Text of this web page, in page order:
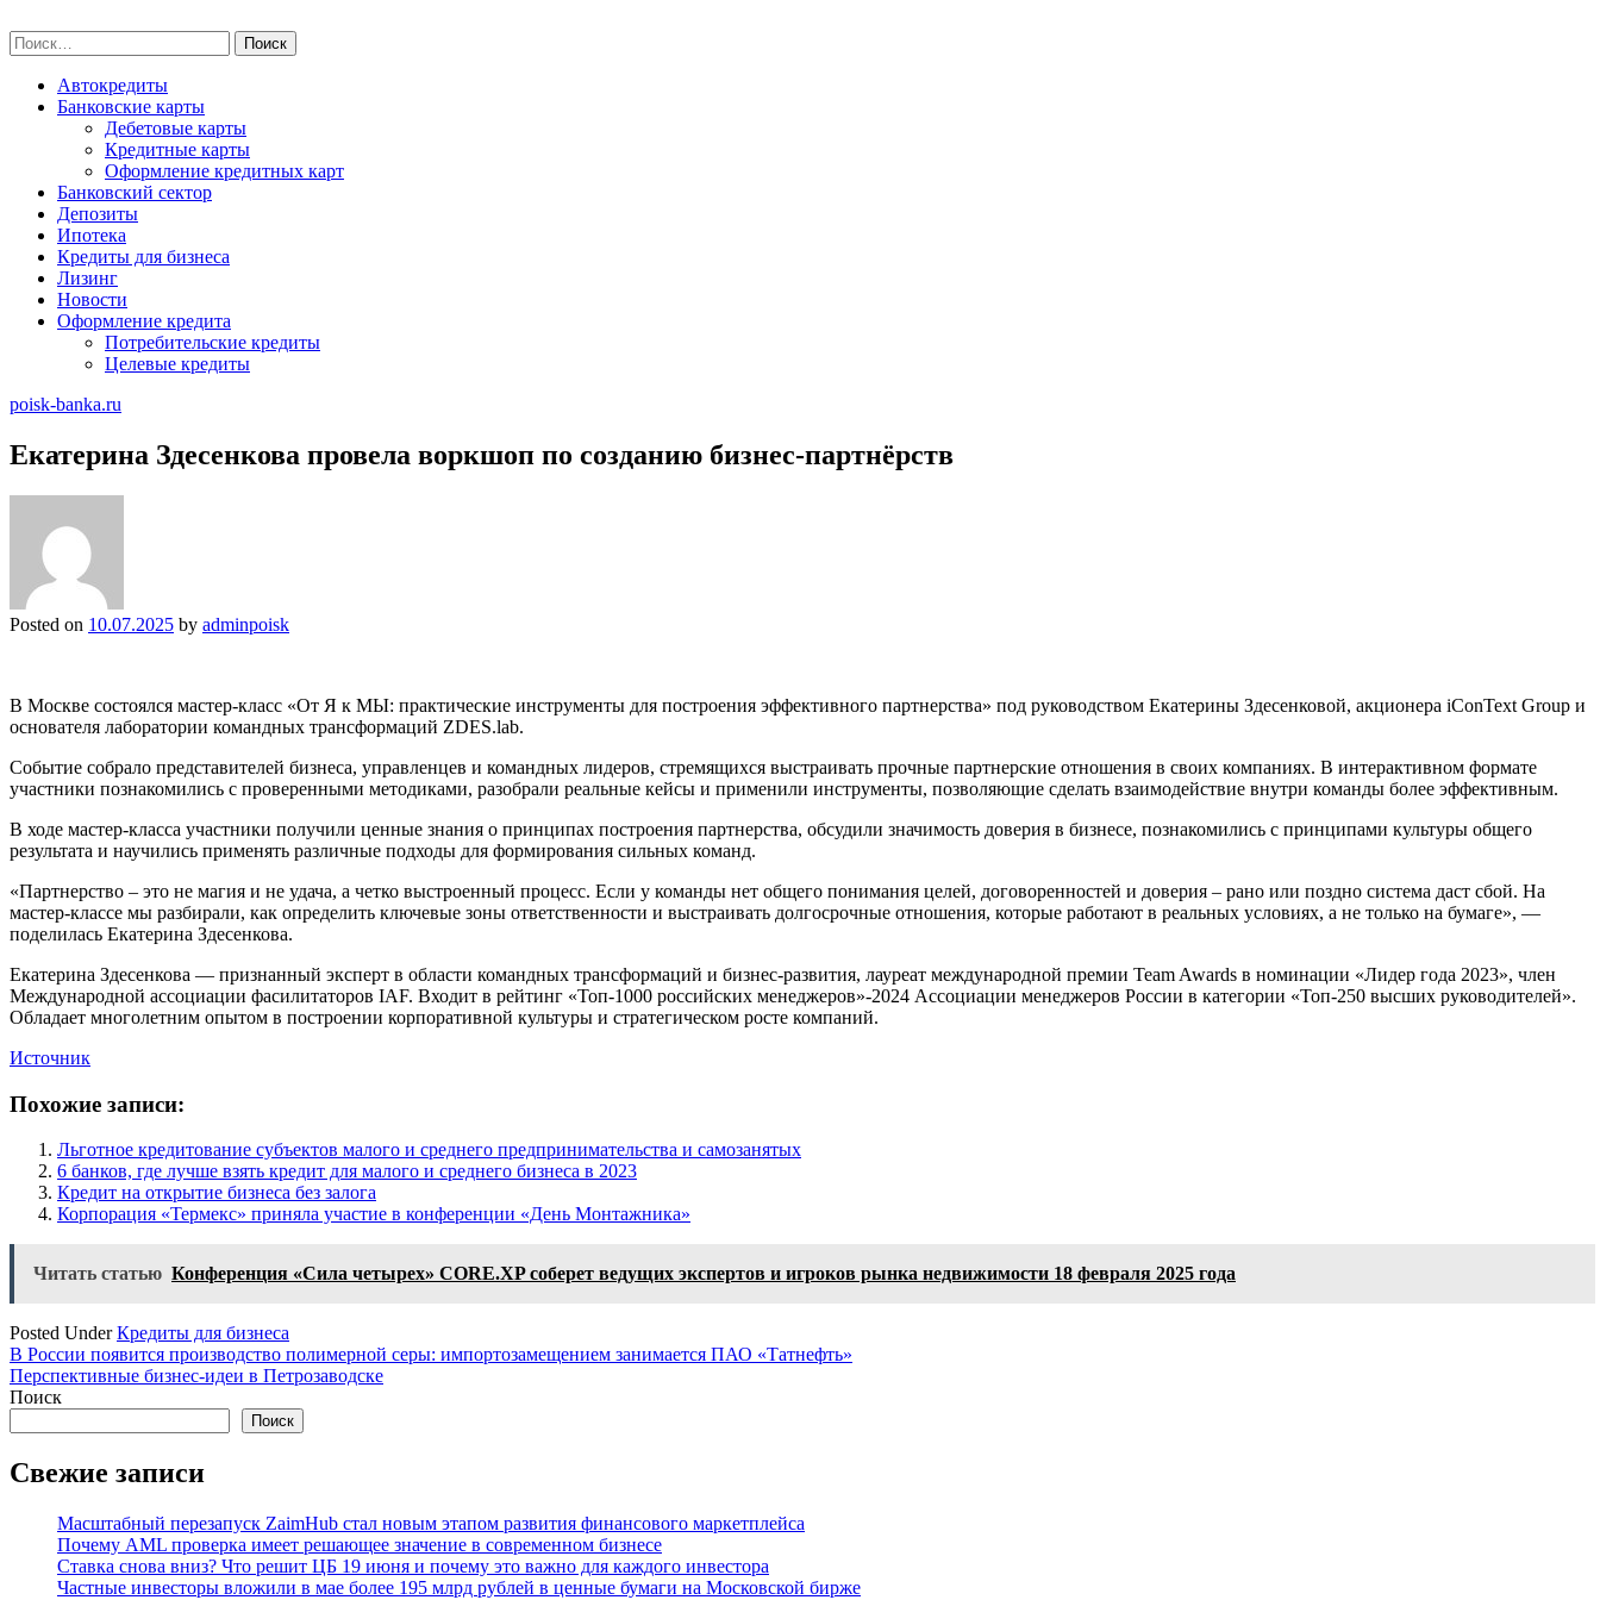
to
content
Найти:
Автокредиты
Банковские карты
Дебетовые карты
Кредитные карты
Оформление кредитных карт
Банковский сектор
Депозиты
Ипотека
Кредиты для бизнеса
Лизинг
Новости
Оформление кредита
Потребительские кредиты
Целевые кредиты
poisk-banka.ru
Екатерина Здесенкова провела воркшоп по созданию бизнес-партнёрств
Posted on 10.07.2025 by adminpoisk
В Москве состоялся мастер-класс «От Я к МЫ: практические инструменты для построения эффективного партнерства» под руководством Екатерины Здесенковой, акционера iConText Group и
основателя лаборатории командных трансформаций ZDES.lab.
Событие собрало представителей бизнеса, управленцев и командных лидеров, стремящихся выстраивать прочные партнерские отношения в своих компаниях. В интерактивном формате
участники познакомились с проверенными методиками, разобрали реальные кейсы и применили инструменты, позволяющие сделать взаимодействие внутри команды более эффективным.
В ходе мастер-класса участники получили ценные знания о принципах построения партнерства, обсудили значимость доверия в бизнесе, познакомились с принципами культуры общего
результата и научились применять различные подходы для формирования сильных команд.
«Партнерство – это не магия и не удача, а четко выстроенный процесс. Если у команды нет общего понимания целей, договоренностей и доверия – рано или поздно система даст сбой. На
мастер-классе мы разбирали, как определить ключевые зоны ответственности и выстраивать долгосрочные отношения, которые работают в реальных условиях, а не только на бумаге», —
поделилась Екатерина Здесенкова.
Екатерина Здесенкова — признанный эксперт в области командных трансформаций и бизнес-развития, лауреат международной премии Team Awards в номинации «Лидер года 2023», член
Международной ассоциации фасилитаторов IAF. Входит в рейтинг «Топ-1000 российских менеджеров»-2024 Ассоциации менеджеров России в категории «Топ-250 высших руководителей».
Обладает многолетним опытом в построении корпоративной культуры и стратегическом росте компаний.
Источник
Похожие записи:
Льготное кредитование субъектов малого и среднего предпринимательства и самозанятых
6 банков, где лучше взять кредит для малого и среднего бизнеса в 2023
Кредит на открытие бизнеса без залога
Корпорация «Термекс» приняла участие в конференции «День Монтажника»
Читать статью Конференция «Сила четырех» CORE.XP соберет ведущих экспертов и игроков рынка недвижимости 18 февраля 2025 года
Posted UnderКредиты для бизнеса
Навигация
по
В России появится производство полимерной серы: импортозамещением занимается ПАО «Татнефть»
Перспективные бизнес-идеи в Петрозаводске
Поиск
Поиск
Свежие записи
Масштабный перезапуск ZaimHub стал новым этапом развития финансового маркетплейса
Почему AML проверка имеет решающее значение в современном бизнесе
Ставка снова вниз? Что решит ЦБ 19 июня и почему это важно для каждого инвестора
Частные инвесторы вложили в мае более 195 млрд рублей в ценные бумаги на Московской бирже